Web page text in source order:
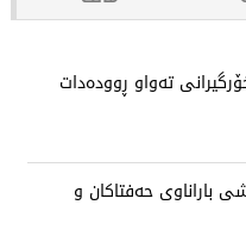
تەواو ڕوودەدات
حەفتاکان و